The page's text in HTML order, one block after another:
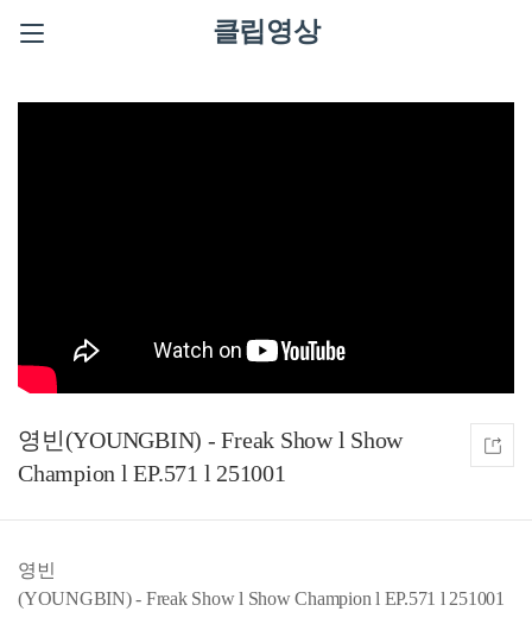
클립영상
영빈(YOUNGBIN) - Freak Show l Show
Champion l EP.571 l 251001
영빈
(YOUNGBIN) - Freak Show l Show Champion l EP.571 l 251001